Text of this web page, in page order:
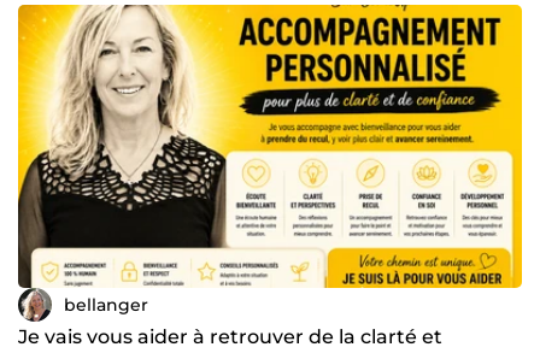
bellanger
Je vais vous aider à retrouver de la clarté et